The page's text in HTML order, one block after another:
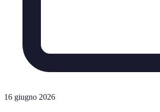
16 giugno 2026